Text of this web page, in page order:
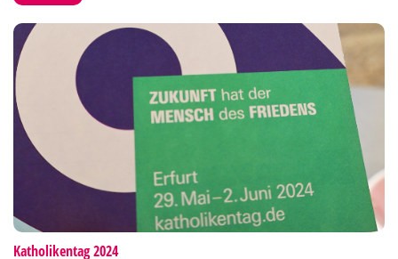
Katholikentag 2024: